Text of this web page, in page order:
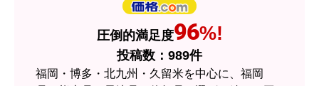
ショップからの連絡や対応は適切でしたか？
予定の期日までに商品が届きましたか？
圧倒的満足度96%!
投稿数： 989件
福岡・博多・北九州・久留米を中心に、福岡